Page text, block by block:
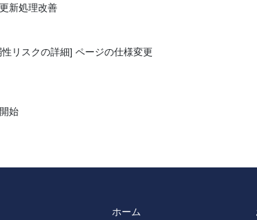
新処理改善
リスクの詳細] ページの仕様変更
始
ホーム